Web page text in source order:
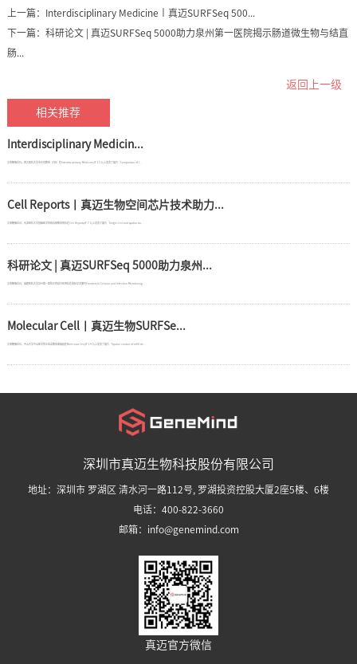
上一篇： Interdisciplinary Medicine丨真迈SURFSeq 500...
下一篇： 科研论文 | 真迈SURFSeq 5000助力泉州第一医院揭示肠道微生物与结直
肠...
返回上一级
相关推荐
Interdisciplinary Medicin...
文章梗概近日，南方医科大学余光创教授（Y叔）在Interdisciplinary Medicine(IF 13.6)上发表了题为“Comparison of I...
Cell Reports丨真迈生物空间芯片技术助力...
文章梗概近日，天津医科大学基础医学院蔡志刚教授团队在Cell Reports(IF 7.5)上发表了题为“Single-cell and spatial tra...
科研论文 | 真迈SURFSeq 5000助力泉州...
文章梗概近日，福建医科大学泉州第一医院王育斌主任团队在国际学术期刊Frontiers in Cellular and Infection Microbiolog...
Molecular Cell丨真迈生物SURFSe...
文章梗概近日，中山大学中山医学院王金凯教授课题组在Molecular Cell(IF 14.5)上发表了题为“Spatial control of m6A de...
深圳市真迈生物科技股份有限公司
地址：深圳市 罗湖区 清水河一路112号, 罗湖投资控股大厦2座5楼、6楼
电话：400-822-3660
邮箱：info@genemind.com
真迈官方微信